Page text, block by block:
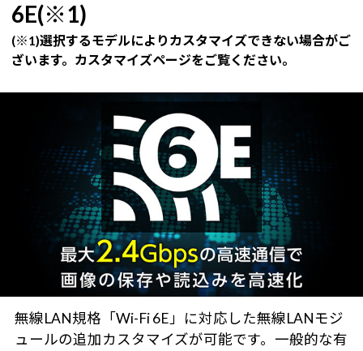
6E(※1)
(※1)選択するモデルによりカスタマイズできない場合がご
ざいます。カスタマイズページをご覧ください。
無線LAN規格「Wi-Fi 6E」に対応した無線LANモジ
ュールの追加カスタマイズが可能です。一般的な有